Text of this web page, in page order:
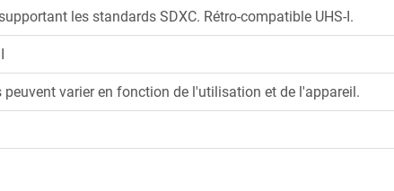
les standards SDXC. Rétro-compatible UHS-I.
varier en fonction de l'utilisation et de l'appareil.